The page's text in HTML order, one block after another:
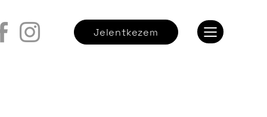
Jelentkezem